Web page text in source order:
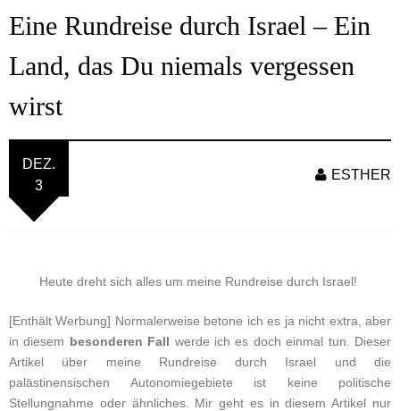
Eine Rundreise durch Israel – Ein
Land, das Du niemals vergessen
wirst
DEZ.
3
ESTHER
Heute dreht sich alles um meine Rundreise durch Israel!
[Enthält Werbung] Normalerweise betone ich es ja nicht extra, aber
in diesem besonderen Fall werde ich es doch einmal tun. Dieser
Artikel über meine Rundreise durch Israel und die
palästinensischen Autonomiegebiete ist keine politische
Stellungnahme oder ähnliches. Mir geht es in diesem Artikel nur